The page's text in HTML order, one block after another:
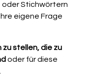
oder Stichwörtern
eigene Frage
zu stellen, die zu
oder für diese